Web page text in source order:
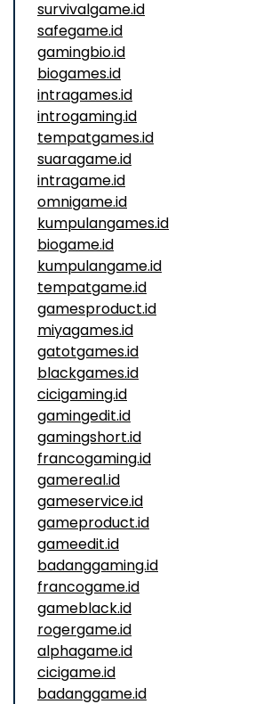
survivalgame.id
safegame.id
gamingbio.id
biogames.id
intragames.id
introgaming.id
tempatgames.id
suaragame.id
intragame.id
omnigame.id
kumpulangames.id
biogame.id
kumpulangame.id
tempatgame.id
gamesproduct.id
miyagames.id
gatotgames.id
blackgames.id
cicigaming.id
gamingedit.id
gamingshort.id
francogaming.id
gamereal.id
gameservice.id
gameproduct.id
gameedit.id
badanggaming.id
francogame.id
gameblack.id
rogergame.id
alphagame.id
cicigame.id
badanggame.id